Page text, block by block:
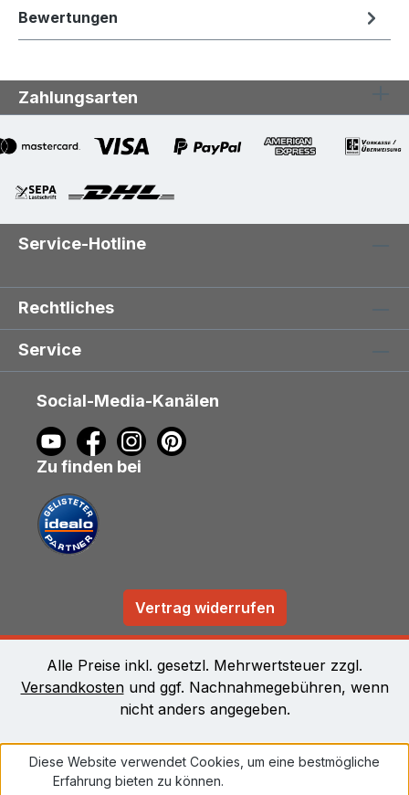
Bewertungen
Zahlungsarten
Service-Hotline
Rechtliches
Service
Social-Media-Kanälen
Zu finden bei
Vertrag widerrufen
Alle Preise inkl. gesetzl. Mehrwertsteuer zzgl.
Versandkostenund ggf. Nachnahmegebühren, wenn
nicht anders angegeben.
Diese Website verwendet Cookies, um eine bestmögliche
Erfahrung bieten zu können.